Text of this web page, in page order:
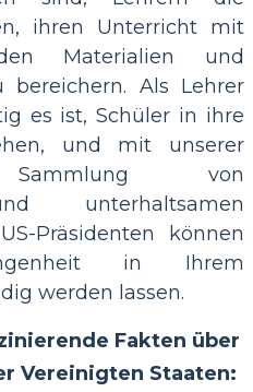
ihren Unterricht mit
Materialien und
bereichern. Als Lehrer
es ist, Schüler in ihre
und mit unserer
Sammlung von
unterhaltsamen
Präsidenten können
in Ihrem
werden lassen.
Fakten über
Vereinigten Staaten: